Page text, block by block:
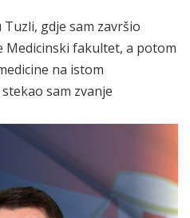
Tuzli, gdje sam završio
fakultet, a potom
na istom
sam zvanje